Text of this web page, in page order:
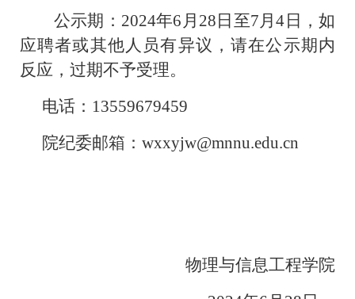
公示期： 2024年6月28日至7月4日，如
应聘者或其他人员有异议，请在公示期内
反应，过期不予受理。
电话： 13559679459
院纪委邮箱： wxxyjw@mnnu.edu.cn
物理与信息工程学院